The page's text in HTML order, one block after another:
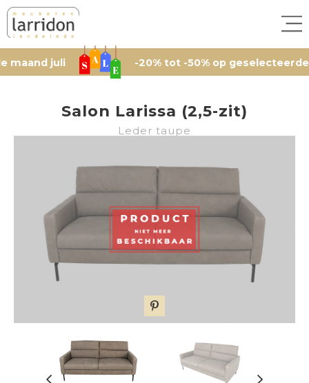
juli -20% tot -50% op geselecteerde
Salon Larissa (2,5-zit)
Leder taupe